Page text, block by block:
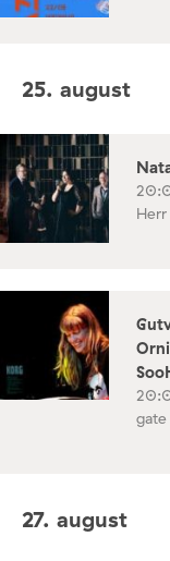
25. august
gate
27. august